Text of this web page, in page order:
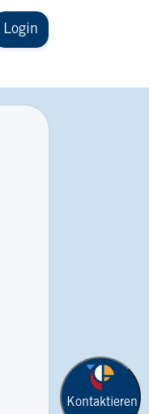
Login
Kontaktieren